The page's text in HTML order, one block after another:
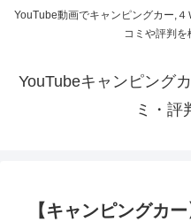
YouTube動画でキャンピングカー,
コミや評判を
YouTubeキャンピング
ミ・評
【キャンピングカ